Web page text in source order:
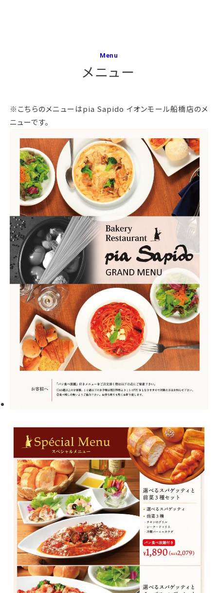
Menu
メニュー
※こちらのメニューはpia Sapido イオンモール船橋店のメ
ニューです。